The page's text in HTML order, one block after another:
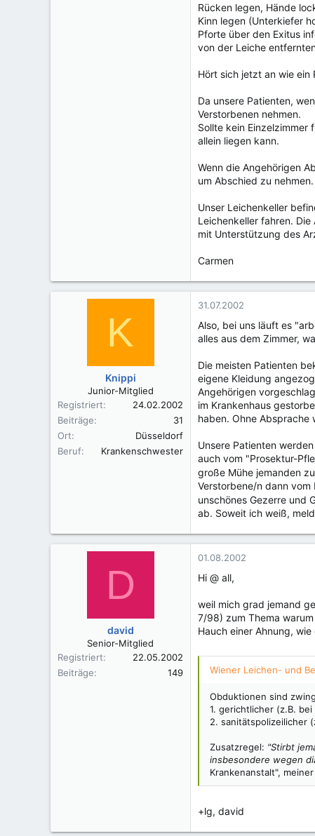
Rücken legen, Hände
Kinn legen (Unterkiefer
Pforte über den Exitus
von der Leiche
Hört sich jetzt an wie
Da unsere Patienten,
Verstorbenen nehmen.
Sollte kein
allein liegen kann.
Wenn die Angehörigen
um Abschied zu nehmen.
Unser Leichenkeller
Leichenkeller fahren.
mit Unterstützung des
Carmen
K
Knippi
Junior-Mitglied
Registriert
24.02.2002
Beiträge
31
Ort
Düsseldorf
Beruf
Krankenschwester
31.07.2002
Also, bei uns läuft es
alles aus dem Zimmer,
Die meisten Patienten
eigene Kleidung
Angehörigen
im Krankenhaus
haben. Ohne Absprache
Unsere Patienten
auch vom "Prosektur-
große Mühe jemanden
Verstorbene/n dann
unschönes Gezerre und
ab. Soweit ich weiß,
D
david
Senior-Mitglied
Registriert
22.05.2002
Beiträge
149
01.08.2002
Hi @ all,
weil mich grad jemand
7/98) zum Thema
Hauch einer Ahnung,
Wiener Leichen- und
Obduktionen sind
1. gerichtlicher (z.B.
2. sanitätspolizeilicher
Zusatzregel: "Stirbt
insbesondere wegen
Krankenanstalt",
+lg, david